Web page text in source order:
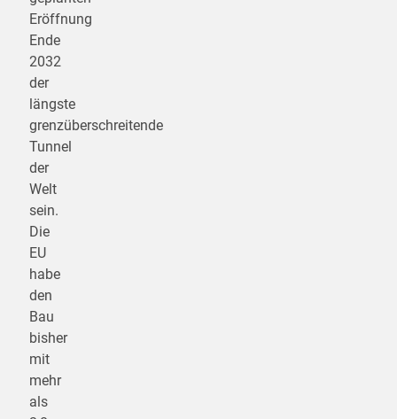
Eröffnung
Ende
2032
der
längste
grenzüberschreitende
Tunnel
der
Welt
sein.
Die
EU
habe
den
Bau
bisher
mit
mehr
als